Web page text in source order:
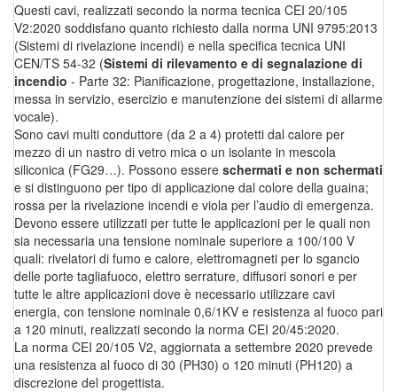
Questi cavi, realizzati secondo la norma tecnica CEI 20/105
V2:2020 soddisfano quanto richiesto dalla norma UNI 9795:2013
(Sistemi di rivelazione incendi) e nella specifica tecnica UNI
CEN/TS 54-32 (Sistemi di rilevamento e di segnalazione di
incendio - Parte 32: Pianificazione, progettazione, installazione,
messa in servizio, esercizio e manutenzione dei sistemi di allarme
vocale).
Sono cavi multi conduttore (da 2 a 4) protetti dal calore per
mezzo di un nastro di vetro mica o un isolante in mescola
siliconica (FG29…). Possono essere schermati e non schermati
e si distinguono per tipo di applicazione dal colore della guaina;
rossa per la rivelazione incendi e viola per l’audio di emergenza.
Devono essere utilizzati per tutte le applicazioni per le quali non
sia necessaria una tensione nominale superiore a 100/100 V
quali: rivelatori di fumo e calore, elettromagneti per lo sgancio
delle porte tagliafuoco, elettro serrature, diffusori sonori e per
tutte le altre applicazioni dove è necessario utilizzare cavi
energia, con tensione nominale 0,6/1KV e resistenza al fuoco pari
a 120 minuti, realizzati secondo la norma CEI 20/45:2020.
La norma CEI 20/105 V2, aggiornata a settembre 2020 prevede
una resistenza al fuoco di 30 (PH30) o 120 minuti (PH120) a
discrezione del progettista.